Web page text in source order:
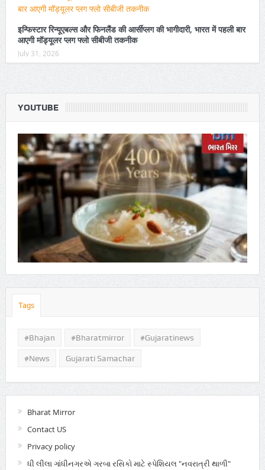
इन्फिस्टार रिन्यूएबल्स और फिनलैंड की आर्सीप्लग की भागीदारी, भारत में पहली बार
आएगी मॉड्यूलर प्लग फ्लो सीबीजी तकनीक
July 31, 2026
YOUTUBE
Tags
#Bhajan #bharatmirror #gujaratinews
#news Gujarati Samachar
Bharat Mirror
Contact US
Privacy policy
ધી લીલા ગાંધીનગરએ ગરબા રસિકો માટે સ્પેશિયલ "નવરાત્રી થાળી"